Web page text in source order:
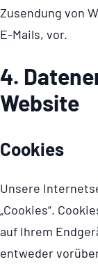
Zusendung von
E-Mails, vor.
4.
Website
Cookies
Unsere
„Cookies“.
auf Ihrem
entweder